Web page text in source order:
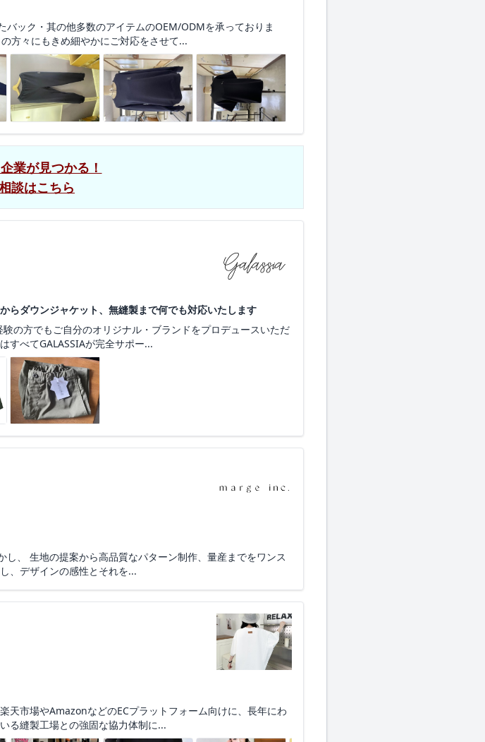
ック・其の他多数のアイテムのOEM/ODMを承っておりま
方々にもきめ細やかにご対応をさせて...
業が見つかる！
談はこちら
らダウンジャケット、無縫製まで何でも対応いたします
の方でもご自分のオリジナル・ブランドをプロデュースいただ
すべてGALASSIAが完全サポー...
、 生地の提案から高品質なパターン制作、量産までをワンス
、デザインの感性とそれを...
天市場やAmazonなどのECプラットフォーム向けに、長年にわ
る縫製工場との強固な協力体制に...